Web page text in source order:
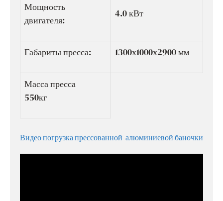
Мощность
двигателя:
4.0 кВт
Габариты пресса: 1300х1000х2900 мм
Масса пресса
550кг
Видео погрузка прессованной алюминиевой баночки